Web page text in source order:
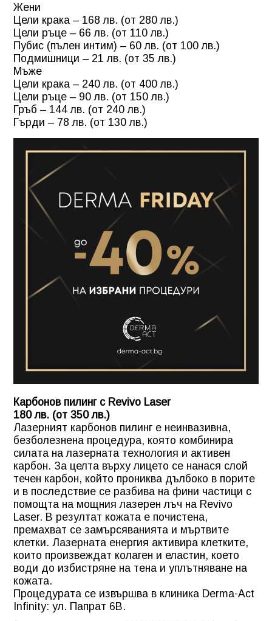
Жени
Цели крака – 168 лв. (от 280 лв.)
Цели ръце – 66 лв. (от 110 лв.)
Пубис (пълен интим) – 60 лв. (от 100 лв.)
Подмишници – 21 лв. (от 35 лв.)
Мъже
Цели крака – 240 лв. (от 400 лв.)
Цели ръце – 90 лв. (от 150 лв.)
Гръб – 144 лв. (от 240 лв.)
Гърди – 78 лв. (от 130 лв.)
Карбонов пилинг с Revivo Laser
180 лв. (от 350 лв.)
Лазерният карбонов пилинг е неинвазивна,
безболезнена процедура, която комбинира
силата на лазерната технология и активен
карбон. За целта върху лицето се нанася слой
течен карбон, който прониква дълбоко в порите
и в последствие се разбива на фини частици с
помощта на мощния лазерен лъч на Revivo
Laser. В резултат кожата е почистена,
премахват се замърсяванията и мъртвите
клетки. Лазерната енергия активира клетките,
които произвеждат колаген и еластин, което
води до избистряне на тена и уплътняване на
кожата.
Процедурата се извършва в клиника Derma-Act
Infinity: ул. Папрат 6В.